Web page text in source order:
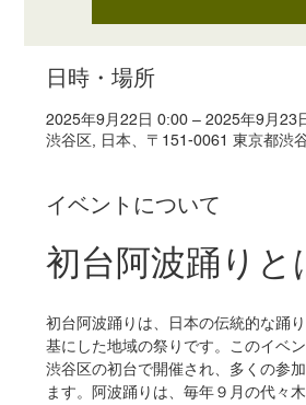
日時・場所
2025年9月22日 0:00 – 2025年9月23
渋谷区, 日本、〒151-0061 東京都渋
イベントについて
初台阿波踊りと
初台阿波踊りは、日本の伝統的な踊
基にした地域の祭りです。このイベ
渋谷区の初台で開催され、多くの参
ます。阿波踊りは、毎年９月の代々